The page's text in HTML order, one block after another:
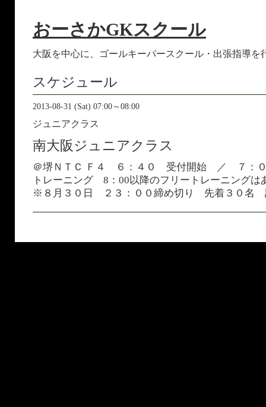
おーさかGKスクール
大阪を中心に、ゴールキーパースクール・出張指導を
スケジュール
2013-08-31 (Sat) 07:00～08:00
ジュニアクラス
南大阪ジュニアクラス
＠堺ＮＴＣ Ｆ４ ６：４０ 受付開始 ／ ７：
トレーニング 8：00以降のフリートレーニングは
※８月３０日 ２３：００締め切り 先着３０名